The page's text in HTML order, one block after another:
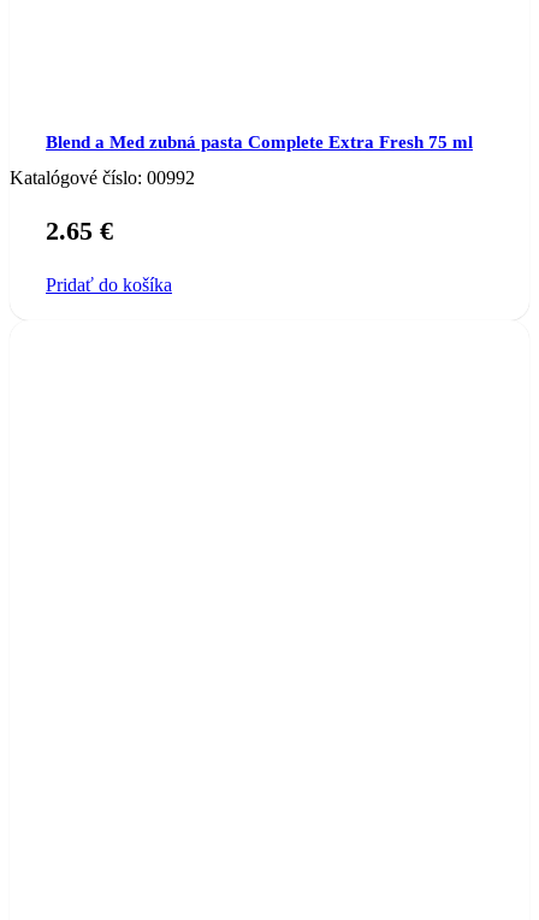
Blend a Med zubná pasta Complete Extra Fresh 75 ml
Katalógové číslo: 00992
2.65 €
Pridať do košíka